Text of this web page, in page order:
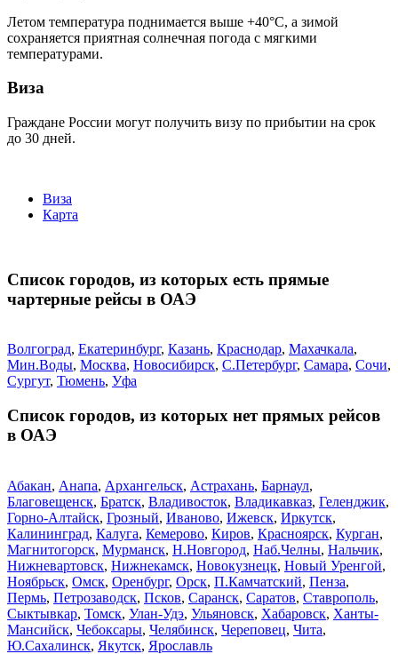
Летом температура поднимается выше +40°C, а зимой
сохраняется приятная солнечная погода с мягкими
температурами.
Виза
Граждане России могут получить визу по прибытии на срок
до 30 дней.
Виза
Карта
Список городов, из которых есть прямые
чартерные рейсы в ОАЭ
Волгоград, Екатеринбург, Казань, Краснодар, Махачкала,
Мин.Воды, Москва, Новосибирск, С.Петербург, Самара, Сочи,
Сургут, Тюмень, Уфа
Список городов, из которых нет прямых рейсов
в ОАЭ
Абакан, Анапа, Архангельск, Астрахань, Барнаул,
Благовещенск, Братск, Владивосток, Владикавказ, Геленджик,
Горно-Алтайск, Грозный, Иваново, Ижевск, Иркутск,
Калининград, Калуга, Кемерово, Киров, Красноярск, Курган,
Магнитогорск, Мурманск, Н.Новгород, Наб.Челны, Нальчик,
Нижневартовск, Нижнекамск, Новокузнецк, Новый Уренгой,
Ноябрьск, Омск, Оренбург, Орск, П.Камчатский, Пенза,
Пермь, Петрозаводск, Псков, Саранск, Саратов, Ставрополь,
Сыктывкар, Томск, Улан-Удэ, Ульяновск, Хабаровск, Ханты-
Мансийск, Чебоксары, Челябинск, Череповец, Чита,
Ю.Сахалинск, Якутск, Ярославль